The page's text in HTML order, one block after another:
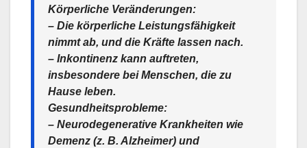
Körperliche Veränderungen:
– Die körperliche Leistungsfähigkeit
nimmt ab, und die Kräfte lassen nach.
– Inkontinenz kann auftreten,
insbesondere bei Menschen, die zu
Hause leben.
Gesundheitsprobleme:
– Neurodegenerative Krankheiten wie
Demenz (z. B. Alzheimer) und